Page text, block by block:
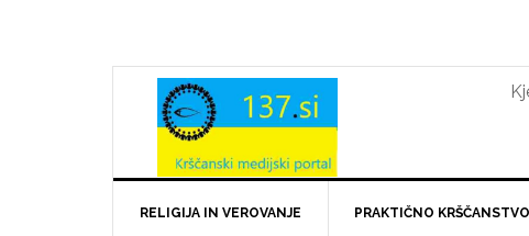
RELIGIJA IN VEROVANJE PRAKTIČNO KRŠČANSTVO